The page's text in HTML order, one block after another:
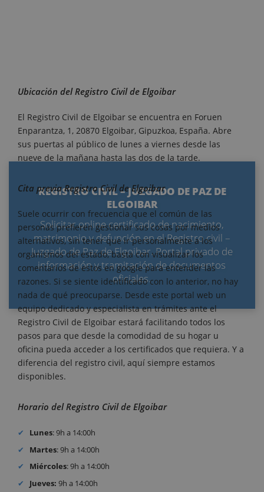
REGISTRO CIVIL – JUZGADO DE PAZ DE
ELGOIBAR
Solicitar online certificado de nacimiento,
matrimonio y defunción en el Registro civil –
Juzgado de Paz de Elgoibar. Portal privado de
información y tramitación de documentos
oficiales.
Ubicación del Registro Civil de Elgoibar
El Registro Civil de Elgoibar se encuentra en Foruen
Enparantza, 1, 20870 Elgoibar, Gipuzkoa, España. Abre
sus puertas al público de lunes a viernes desde las
nueve de la mañana hasta las dos de la tarde.
Cita previa Registro Civil de Elgoibar
Suele ocurrir con frecuencia que el común de las
personas prefieren gestionar sus cosas por medios
alternativos, sin tener que ir personalmente a los
organismos del estado, basta con visualizar los
comentarios de estos en google para entender las
razones. Si se siente identificado con lo anterior, no hay
nada de qué preocuparse. Desde este portal web un
equipo dedicado y especialista en trámites ante el
Registro Civil de Elgoibar estará facilitando todos los
pasos para que desde la comodidad de su hogar u
oficina pueda acceder a los certificados que requiera. Y a
diferencia del registro civil, aquí siempre estamos
disponibles.
Horario del Registro Civil de Elgoibar
Lunes: 9h a 14:00h
Martes: 9h a 14:00h
Miércoles: 9h a 14:00h
Jueves: 9h a 14:00h